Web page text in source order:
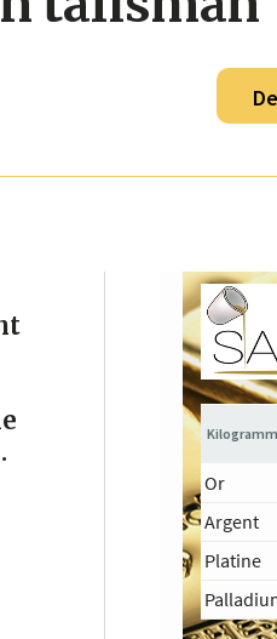
Or
Argent
Platine